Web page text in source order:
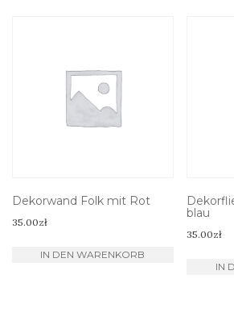
Dekorwand Folk mit Rot
35.00zł
IN DEN WARENKORB
blau
35.00zł
IN